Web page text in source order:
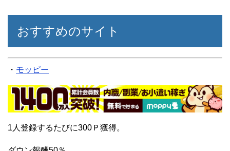
おすすめのサイト
・ モッピー
1人登録するたびに300Ｐ獲得。